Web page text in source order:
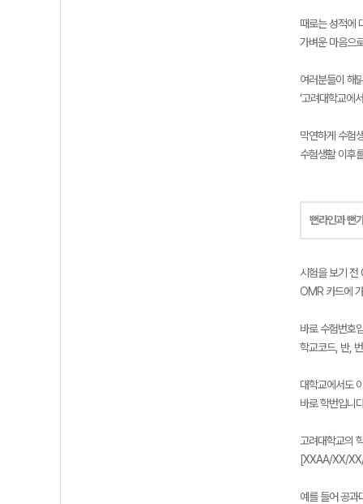
때로는 성적에
가벼운 마음으
여러분들이 해
‘고려대학교에
막연하게 수험
수험생활 이후
뻔라인과 뻔
시험을 보기 전
OMR 카드에
바로 수험번호
학교코드, 반,
대학교에서도
바로 학번입니
고려대학교의
[XXAA/XX/
예를 들어 공과